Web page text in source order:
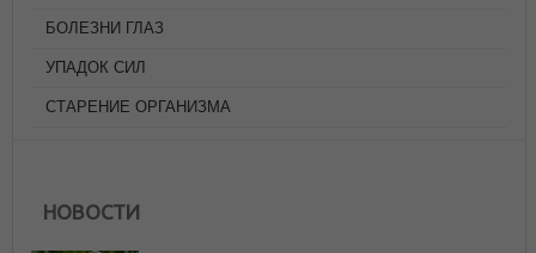
БОЛЕЗНИ ГЛАЗ
УПАДОК СИЛ
СТАРЕНИЕ ОРГАНИЗМА
НОВОСТИ